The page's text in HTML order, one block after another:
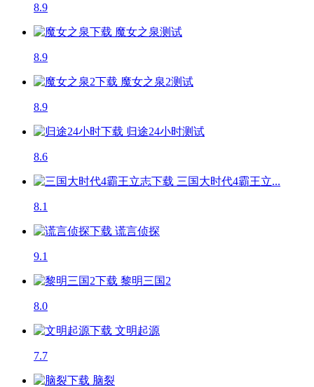
8.9
魔女之泉测试
8.9
魔女之泉2测试
8.9
归途24小时测试
8.6
三国大时代4霸王立...
8.1
谎言侦探
9.1
黎明三国2
8.0
文明起源
7.7
脑裂